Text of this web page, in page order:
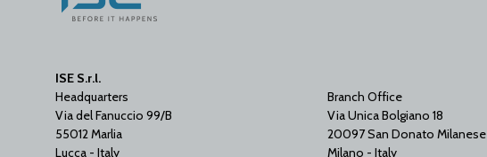
ISE S.r.l.
Headquarters
Via del Fanuccio 99/B
55012 Marlia
Lucca - Italy
Branch Office
Via Unica Bolgiano 18
20097 San Donato Milanese
Milano - Italy